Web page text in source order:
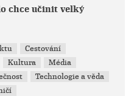
chce učinit velký
Cestování
Kultura
Média
Technologie a věda